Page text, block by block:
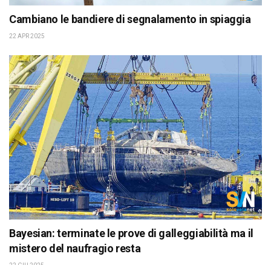
Cambiano le bandiere di segnalamento in spiaggia
22 APR 2025
Bayesian: terminate le prove di galleggiabilità ma il
mistero del naufragio resta